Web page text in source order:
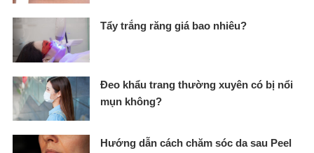
Tẩy trắng răng giá bao nhiêu?
Đeo khẩu trang thường xuyên có bị nổi
mụn không?
Hướng dẫn cách chăm sóc da sau Peel